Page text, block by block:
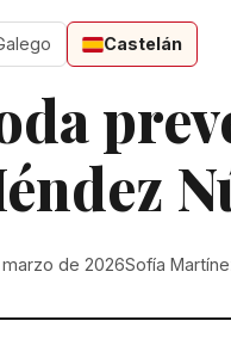
Castelán
marzo de 2026Sofía